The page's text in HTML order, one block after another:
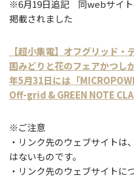
※6月19日追記 同webサイト
掲載されました
【超小集電】オフグリッド
国みどりと花のフェアかつし
年5月31日には「
Off-grid & GREEN NOTE
※ご注意
・リンク先のウェブサイトは
はないものです。
・リンク先のウェブサイト